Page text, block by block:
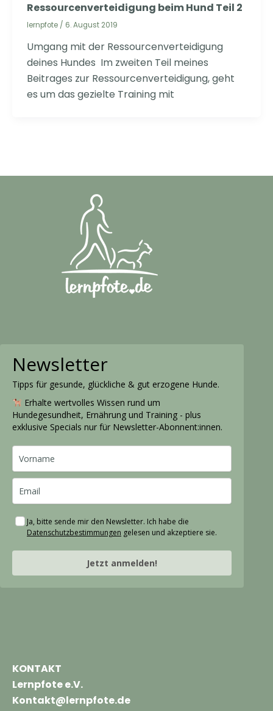
Ressourcenverteidigung beim Hund Teil 2
lernpfote / 6. August 2019
Umgang mit der Ressourcenverteidigung
deines Hundes Im zweiten Teil meines
Beitrages zur Ressourcenverteidigung, geht
es um das gezielte Training mit
Newsletter
Tipps für gesunde, glückliche & gut erzogene Hunde.
Erhalte wertvolles Wissen rund um
Hundegesundheit, Ernährung und Training - plus
exklusive Specials nur für Newsletter-Abonnent:innen.
Ja, bitte sende mir den Newsletter. Ich habe die
Datenschutzbestimmungen gelesen und akzeptiere sie.
Jetzt anmelden!
KONTAKT
Lernpfote e.V.
Kontakt@lernpfote.de